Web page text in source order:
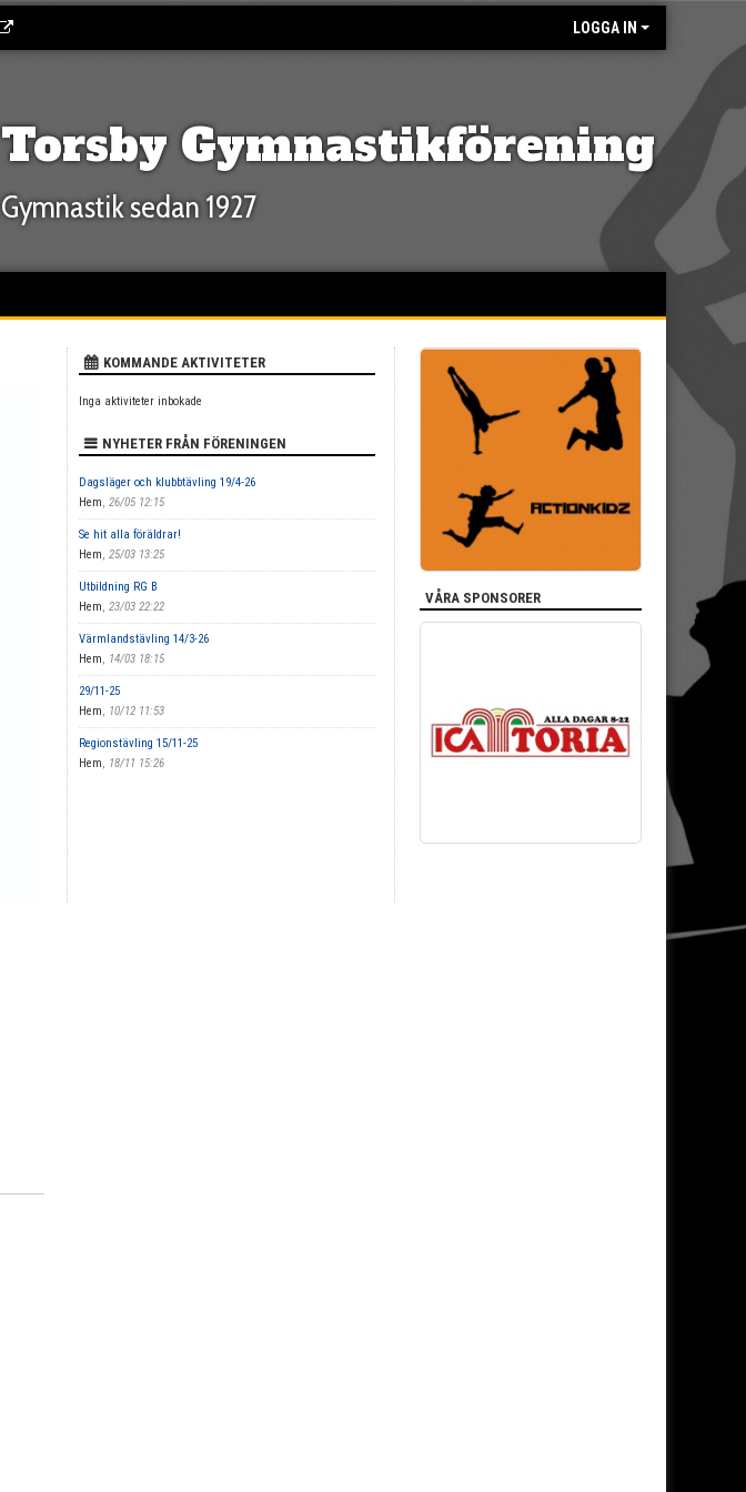
LOGGA IN
Torsby Gymnastikförening
Gymnastik sedan 1927
KOMMANDE AKTIVITETER
Inga aktiviteter inbokade
NYHETER FRÅN FÖRENINGEN
Dagsläger och klubbtävling 19/4-26
Hem, 26/05 12:15
Se hit alla föräldrar!
Hem, 25/03 13:25
Utbildning RG B
Hem, 23/03 22:22
Värmlandstävling 14/3-26
Hem, 14/03 18:15
29/11-25
Hem, 10/12 11:53
Regionstävling 15/11-25
Hem, 18/11 15:26
VÅRA SPONSORER